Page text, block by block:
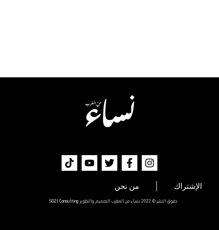
الإشتراك من نحن
حقوق النشر © 2022 نساء من المغرب التصميم والتطوير SG2I Consulting